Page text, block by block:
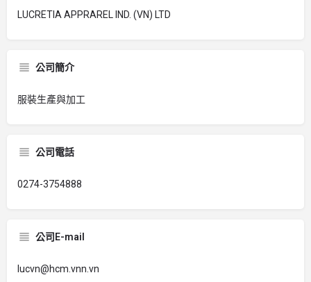
LUCRETIA APPRAREL IND. (VN) LTD
公司簡介
服裝生產與加工
公司電話
0274-3754888
公司E-mail
lucvn@hcm.vnn.vn